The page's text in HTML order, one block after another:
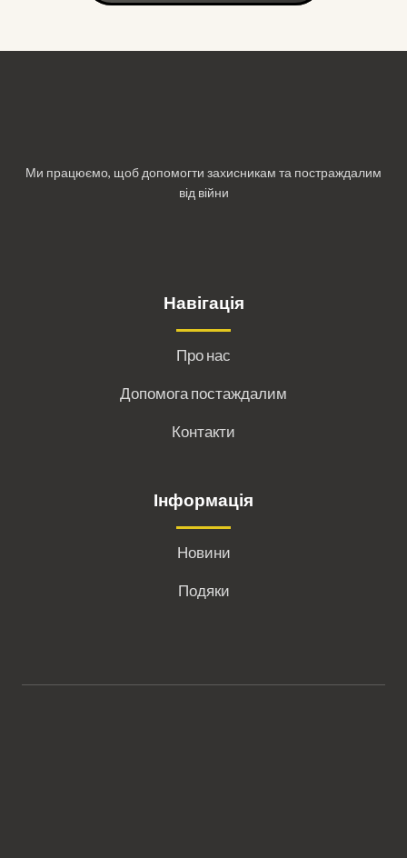
Ми працюємо, щоб допомогти захисникам та постраждалим
від війни
Навігація
Про нас
Допомога постаждалим
Контакти
Інформація
Новини
Подяки